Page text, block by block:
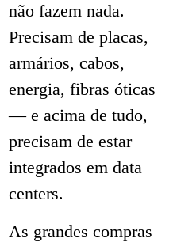
não fazem nada.
Precisam de placas,
armários, cabos,
energia, fibras óticas
— e acima de tudo,
precisam de estar
integrados em data
centers.
As grandes compras